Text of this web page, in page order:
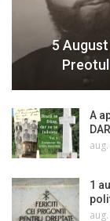
5
A
1